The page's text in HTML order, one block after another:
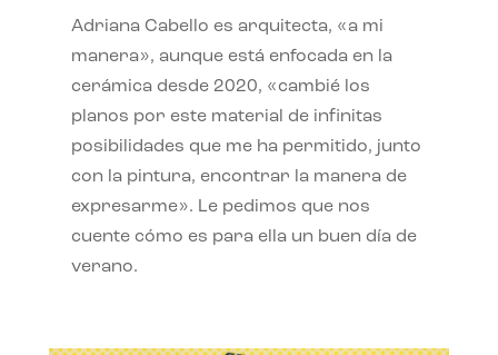
Adriana Cabello es arquitecta, «a mi
manera», aunque está enfocada en la
cerámica desde 2020, «cambié los
planos por este material de infinitas
posibilidades que me ha permitido, junto
con la pintura, encontrar la manera de
expresarme». Le pedimos que nos
cuente cómo es para ella un buen día de
verano.